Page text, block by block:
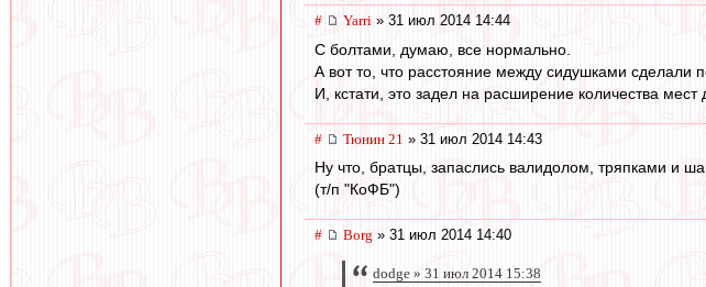
# Yarri » 31 июл 2014 14:44
С болтами, думаю, все нормально.
А вот то, что расстояние между сидушками сделали
И, кстати, это задел на расширение количества
# Тюнин 21 » 31 июл 2014 14:43
Ну что, братцы, запаслись валидолом, тряпками и
(т/п "КоФБ")
# Borg » 31 июл 2014 14:40
dodge » 31 июл 2014 15:38